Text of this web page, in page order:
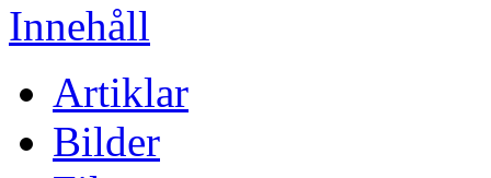
Innehåll
Artiklar
Bilder